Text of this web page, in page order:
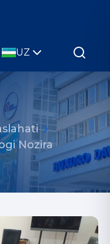
UZ
Nozira